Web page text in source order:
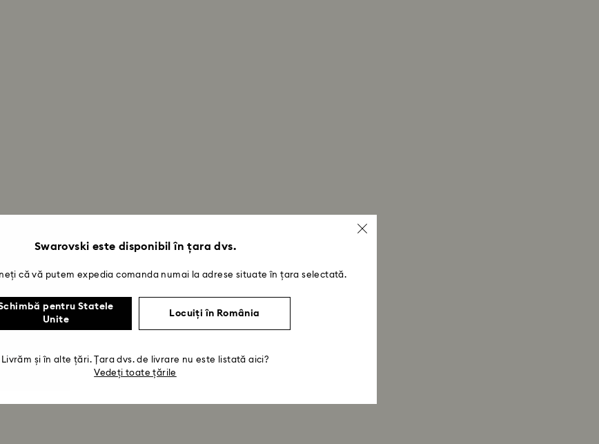
Swarovski este disponibil în țara dvs.
că vă putem expedia comanda numai la adrese situate în țara selectată.
pentru Statele
Unite
Locuiți în România
Livrăm și în alte țări. Țara dvs. de livrare nu este listată aici?
Vedeți toate țările